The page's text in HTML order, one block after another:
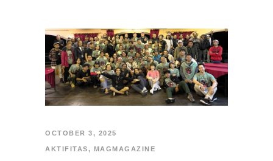
OCTOBER 3, 2025
AKTIFITAS, MAGMAGAZINE